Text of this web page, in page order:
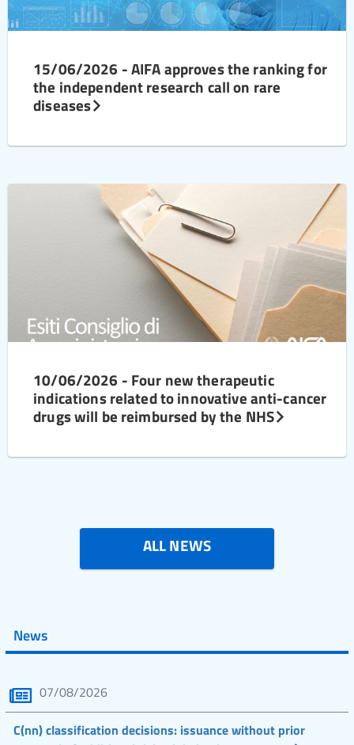
15/06/2026 - AIFA approves the ranking for
the independent research call on rare
diseases
10/06/2026 - Four new therapeutic
indications related to innovative anti-cancer
drugs will be reimbursed by the NHS
ALL NEWS
News
07/08/2026
C(nn) classification decisions: issuance without prior